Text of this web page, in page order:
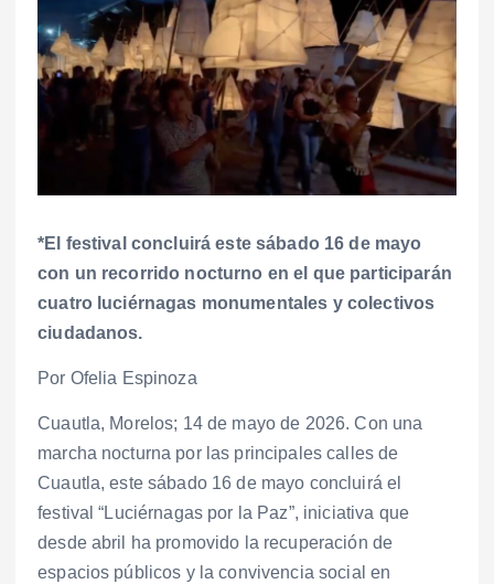
*El festival concluirá este sábado 16 de mayo
con un recorrido nocturno en el que participarán
cuatro luciérnagas monumentales y colectivos
ciudadanos.
Por Ofelia Espinoza
Cuautla, Morelos; 14 de mayo de 2026. Con una
marcha nocturna por las principales calles de
Cuautla, este sábado 16 de mayo concluirá el
festival “Luciérnagas por la Paz”, iniciativa que
desde abril ha promovido la recuperación de
espacios públicos y la convivencia social en